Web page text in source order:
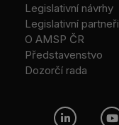
Legislativní návrhy
Legislativní partneři
O AMSP ČR
Představenstvo
Dozorčí rada